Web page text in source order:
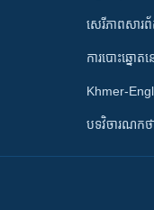
សេរីភាពសារ
ការបោះឆ្នោត
Khmer-
បទវិចារណកថ